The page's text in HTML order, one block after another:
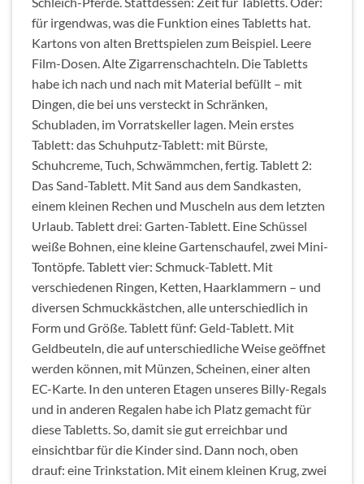
für irgendwas, was die Funktion eines Tabletts hat.
Kartons von alten Brettspielen zum Beispiel. Leere
Film-Dosen. Alte Zigarrenschachteln. Die Tabletts
habe ich nach und nach mit Material befüllt – mit
Dingen, die bei uns versteckt in Schränken,
Schubladen, im Vorratskeller lagen. Mein erstes
Tablett: das Schuhputz-Tablett: mit Bürste,
Schuhcreme, Tuch, Schwämmchen, fertig. Tablett 2:
Das Sand-Tablett. Mit Sand aus dem Sandkasten,
einem kleinen Rechen und Muscheln aus dem letzten
Urlaub. Tablett drei: Garten-Tablett. Eine Schüssel
weiße Bohnen, eine kleine Gartenschaufel, zwei Mini-
Tontöpfe. Tablett vier: Schmuck-Tablett. Mit
verschiedenen Ringen, Ketten, Haarklammern – und
diversen Schmuckkästchen, alle unterschiedlich in
Form und Größe. Tablett fünf: Geld-Tablett. Mit
Geldbeuteln, die auf unterschiedliche Weise geöffnet
werden können, mit Münzen, Scheinen, einer alten
EC-Karte. In den unteren Etagen unseres Billy-Regals
und in anderen Regalen habe ich Platz gemacht für
diese Tabletts. So, damit sie gut erreichbar und
einsichtbar für die Kinder sind. Dann noch, oben
drauf: eine Trinkstation. Mit einem kleinen Krug, zwei